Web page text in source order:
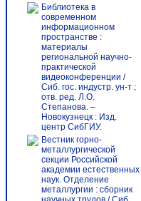
Библиотека в
современном
информационном
пространстве :
материалы
региональной научно-
практической
видеоконференции /
Сиб. гос. индустр. ун-т ;
отв. ред. Л.О.
Степанова. –
Новокузнецк : Изд.
центр СибГИУ.
Вестник горно-
металлургической
секции Российской
академии естественных
наук. Отделение
металлургии : сборник